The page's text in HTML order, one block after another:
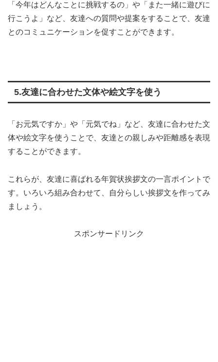
「今年はどんなことに挑戦するの」や「また一緒に遊びに
行こうよ」など、友達への質問や提案をすることで、友達
とのコミュニケーションを促すことができます。
5.友達に合わせた文体や絵文字を使う
「お元気ですか」や「元気でね」など、友達に合わせた文
体や絵文字を使うことで、友達との親しみや距離感を表現
することができます。
これらが、友達に喜ばれる年賀状挨拶文の一言ポイントで
す。いろいろ組み合わせて、自分らしい挨拶文を作ってみ
ましょう。
スポンサードリンク